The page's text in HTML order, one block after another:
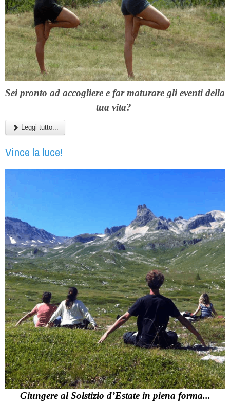
Sei pronto ad accogliere e far maturare gli eventi della
tua vita?
Leggi tutto...
Vince la luce!
Giungere al Solstizio d’Estate in piena forma...